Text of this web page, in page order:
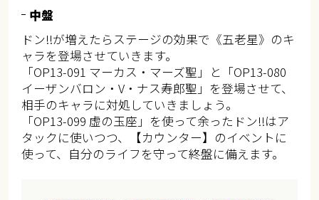
中盤
ドン!!が増えたらステージの効果で《五老星》のキ
ャラを登場させていきます。
「OP13-091 マーカス・マーズ聖」と「OP13-080
イーザンバロン・V・ナス寿郎聖」を登場させて、
相手のキャラに対処していきましょう。
「OP13-099 虚の玉座」を使って余ったドン!!はア
タックに使いつつ、【カウンター】のイベントに
使って、自分のライフを守って終盤に備えます。